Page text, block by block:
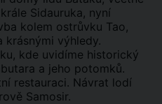
Sidauruka, nyní
kolem ostrůvku Tao,
krásnými výhledy.
kde uvidíme historický
a jeho potomků.
restauraci. Návrat lodí
Samosir.